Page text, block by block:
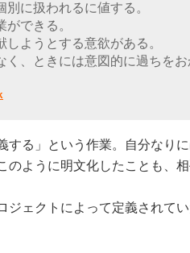
に扱われるに値する。
できる。
しようとする意欲がある。
く、ときには意図的に過ちをお
する」という作業。自分なり
のように明文化したことも、
ジェクトによって定義されて